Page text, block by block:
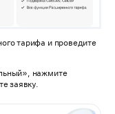
тарифа и проведите
нажмите
заявку.